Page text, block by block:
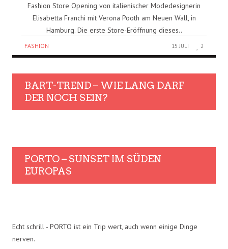
Fashion Store Opening von italienischer Modedesignerin
Elisabetta Franchi mit Verona Pooth am Neuen Wall, in
Hamburg. Die erste Store-Eröffnung dieses..
FASHION 15 JULI 2
BART-TREND – WIE LANG DARF
DER NOCH SEIN?
PORTO – SUNSET IM SÜDEN
EUROPAS
Echt schrill - PORTO ist ein Trip wert, auch wenn einige Dinge
nerven.